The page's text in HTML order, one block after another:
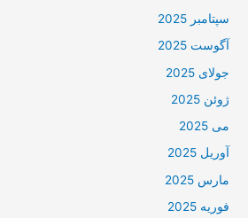
سپتامبر 2025
آگوست 2025
جولای 2025
ژوئن 2025
می 2025
آوریل 2025
مارس 2025
فوریه 2025